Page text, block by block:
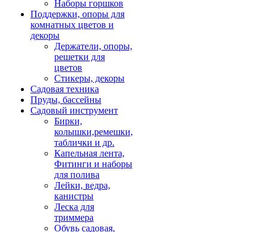
Наборы горшков
Поддержки, опоры для
комнатных цветов и
декоры
Держатели, опоры,
решетки для
цветов
Стикеры, декоры
Садовая техника
Пруды, бассейны
Садовый инструмент
Бирки,
колышки,ремешки,
таблички и др.
Капельная лента,
Фитинги и наборы
для полива
Лейки, ведра,
канистры
Леска для
триммера
Обувь садовая,